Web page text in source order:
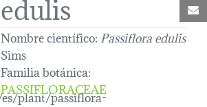
Nombre científico: Passiflora edulis
Sims
Familia botánica:
PASSIFLORACEAE